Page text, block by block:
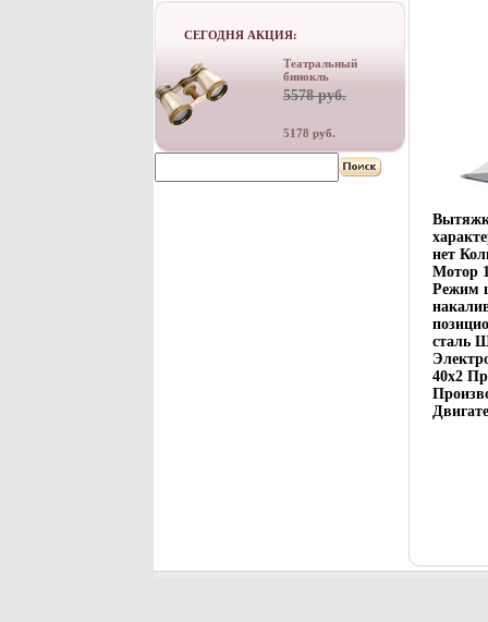
СЕГОДНЯ АКЦИЯ:
Театральный
бинокль
5578 руб.
5178 руб.
нет
Мотор
Режим
сталь
40х2